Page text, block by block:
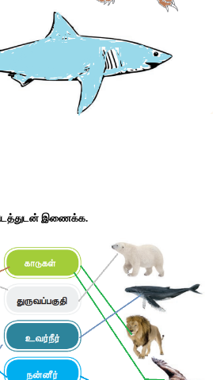
பூங்காவைத் திடீரென சில
அங்கிருந்த விலங்குகளை
அவர்கள் எந்த விலங்கை எந்த
பூனை, கழுதை, ஒட்டகம், காகம்,
யானை, சிங்கம்.